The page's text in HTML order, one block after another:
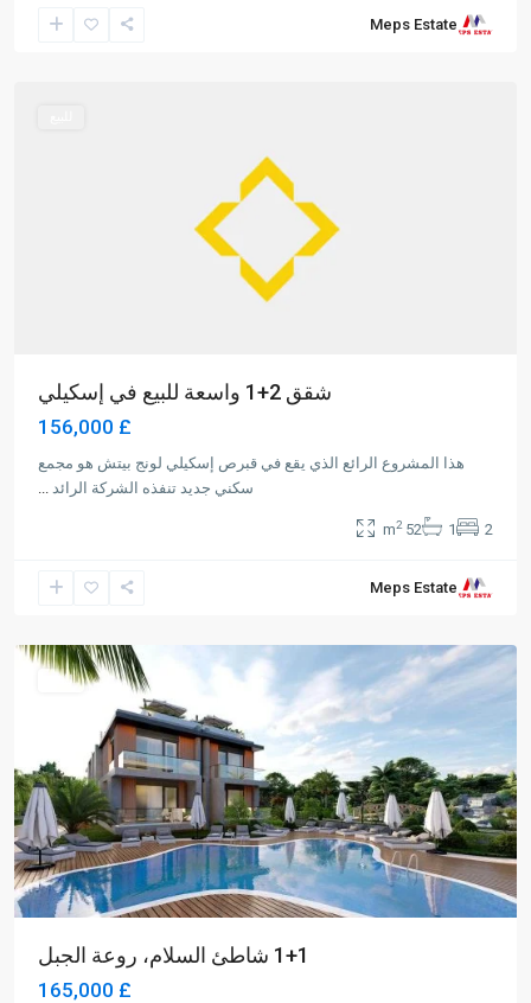
Meps EstateBeach,
شقق 2+1 واسعة للبيع في إسكيلي
£ 156,000
هذا المشروع الرائع الذي يقع في قبرص إسكيلي لونج بيتش هو مجمع
سكني جديد تنفذه الشركة الرائد
2
1
52 m
2
Meps EstateAlsancak,
للبيع
1+1 شاطئ السلام، روعة الجبل
£ 165,000